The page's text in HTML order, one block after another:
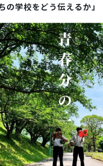
の学校をどう伝えるか」